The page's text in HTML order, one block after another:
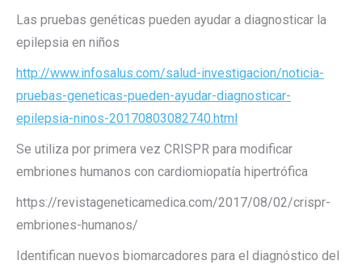
Las pruebas genéticas pueden ayudar a diagnosticar la
epilepsia en niños
http://www.infosalus.com/salud-investigacion/noticia-
pruebas-geneticas-pueden-ayudar-diagnosticar-
epilepsia-ninos-20170803082740.html
Se utiliza por primera vez CRISPR para modificar
embriones humanos con cardiomiopatía hipertrófica
https://revistageneticamedica.com/2017/08/02/crispr-
embriones-humanos/
Identifican nuevos biomarcadores para el diagnóstico del